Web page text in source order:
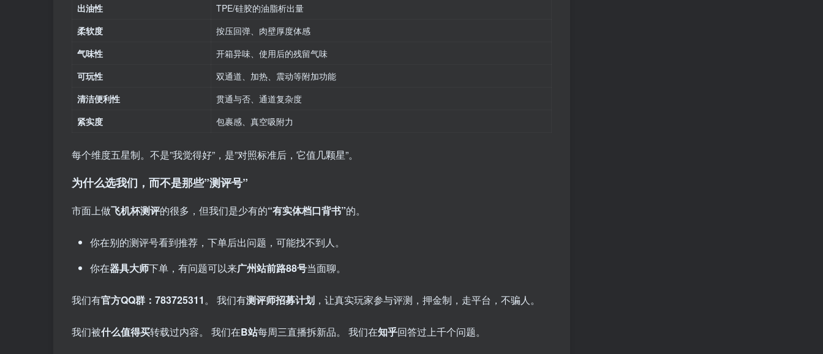
出油性
TPE/硅胶的油脂析出量
柔软度
按压回弹、肉壁厚度体感
气味性
开箱异味、使用后的残留气味
可玩性
双通道、加热、震动等附加功能
清洁便利性
贯通与否、通道复杂度
紧实度
包裹感、真空吸附力
每个维度五星制。不是”我觉得好”，是”对照标准后，它值几颗星”。
为什么选我们，而不是那些”测评号”
市面上做飞机杯测评的很多，但我们是少有的“有实体档口背书”的。
你在别的测评号看到推荐，下单后出问题，可能找不到人。
你在器具大师下单，有问题可以来广州站前路88号当面聊。
我们有官方QQ群：783725311。 我们有测评师招募计划 ，让真实玩家参与评测，押金制，走平台，不骗人。
我们被什么值得买转载过内容。 我们在B站每周三直播拆新品。 我们在知乎回答过上千个问题。